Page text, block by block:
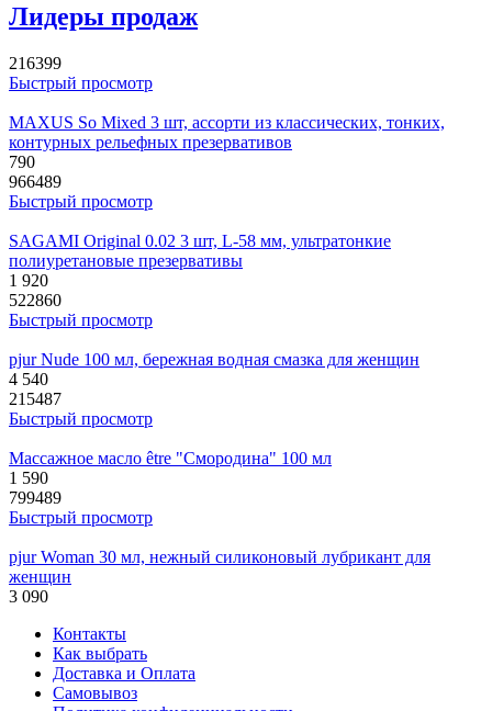
Лидеры продаж
216399
Быстрый просмотр
MAXUS So Mixed 3 шт, ассорти из классических, тонких,
контурных рельефных презервативов
790
966489
Быстрый просмотр
SAGAMI Original 0.02 3 шт, L-58 мм, ультратонкие
полиуретановые презервативы
1 920
522860
Быстрый просмотр
pjur Nude 100 мл, бережная водная смазка для женщин
4 540
215487
Быстрый просмотр
Массажное масло être "Смородина" 100 мл
1 590
799489
Быстрый просмотр
pjur Woman 30 мл, нежный силиконовый лубрикант для
женщин
3 090
Контакты
Как выбрать
Доставка и Оплата
Самовывоз